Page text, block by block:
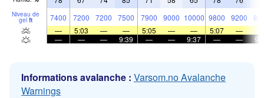
Niveau de
gel ft 7400 7200 7200 7500 7900 9000 10000 9800 9200
—
5:03 — — 5:05 — — 5:07 —
—
— — 9:39 — — 9:37 — —
Informations avalanche : Varsom.no Avalanche
Warnings